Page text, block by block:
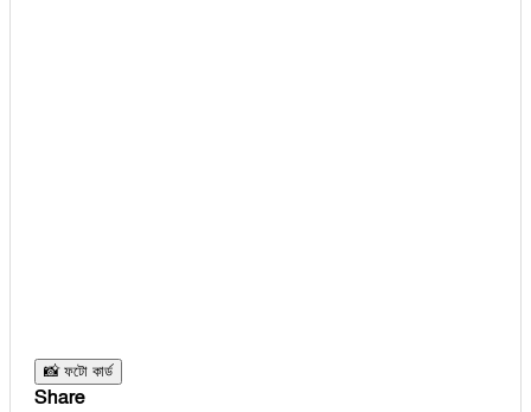
📸 ফটো কার্ড
Share